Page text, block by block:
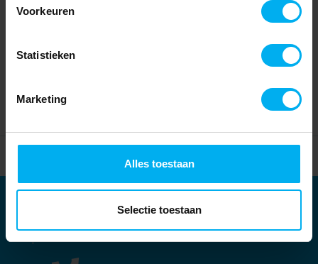
Voorkeuren
Statistieken
Marketing
Alles toestaan
Selectie toestaan
Kernpartners: